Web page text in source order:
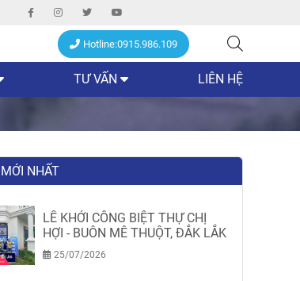
Hotline:0915.986.109
TƯ VẤN LIÊN HỆ
NHẤT
LỄ KHỞI CÔNG BIỆT THỰ CHỊ
HỢI - BUÔN MÊ THUỘT, ĐẮK LẮK
25/07/2026